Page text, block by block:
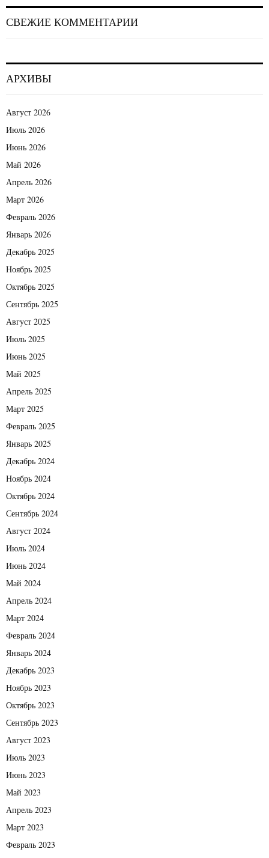
СВЕЖИЕ КОММЕНТАРИИ
АРХИВЫ
Август 2026
Июль 2026
Июнь 2026
Май 2026
Апрель 2026
Март 2026
Февраль 2026
Январь 2026
Декабрь 2025
Ноябрь 2025
Октябрь 2025
Сентябрь 2025
Август 2025
Июль 2025
Июнь 2025
Май 2025
Апрель 2025
Март 2025
Февраль 2025
Январь 2025
Декабрь 2024
Ноябрь 2024
Октябрь 2024
Сентябрь 2024
Август 2024
Июль 2024
Июнь 2024
Май 2024
Апрель 2024
Март 2024
Февраль 2024
Январь 2024
Декабрь 2023
Ноябрь 2023
Октябрь 2023
Сентябрь 2023
Август 2023
Июль 2023
Июнь 2023
Май 2023
Апрель 2023
Март 2023
Февраль 2023